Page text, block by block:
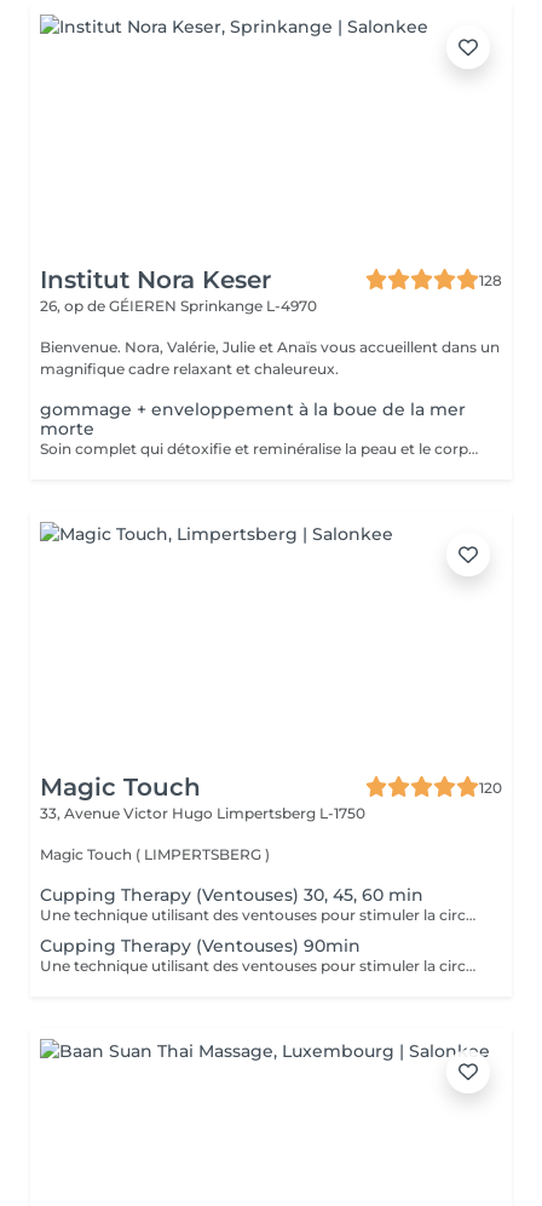
Institut Nora Keser
128
26, op de GÉIEREN Sprinkange L-4970
Bienvenue. Nora, Valérie, Julie et Anaïs vous accueillent dans un
magnifique cadre relaxant et chaleureux.
gommage + enveloppement à la boue de la mer
morte
Soin complet qui détoxifie et reminéralise la peau et le corps grâce à la boue de la Mer Morte. La peau sera plus lisse, plus douce, effet drainant grâce a l'application d'une crème en fin de soin.
Magic Touch
120
33, Avenue Victor Hugo Limpertsberg L-1750
Magic Touch ( LIMPERTSBERG )
Cupping Therapy (Ventouses) 30, 45, 60 min
Une technique utilisant des ventouses pour stimuler la circulation, réduire les douleurs musculaires et favoriser la détoxification.
Cupping Therapy (Ventouses) 90min
Une technique utilisant des ventouses pour stimuler la circulation, réduire les douleurs musculaires et favoriser la détoxification.